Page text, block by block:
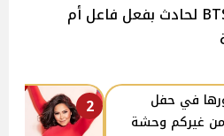
هل تعرض بطل فرقة BTS لحادث بفعل فاعل أم
2
في حفل
من غيركم وحشة